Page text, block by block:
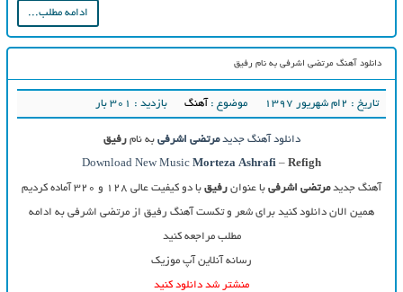
ادامه مطلب...
دانلود آهنگ مرتضی اشرفی به نام رفیق
تاریخ : ۲ام شهریور ۱۳۹۷ موضوع : آهنگ بازدید : 301 بار
دانلود آهنگ جدید مرتضی اشرفی به نامرفیق
Download New Music Morteza Ashrafi – Refigh
آهنگ جدیدمرتضی اشرفی با عنوان رفیق با دو کیفیت عالی ۱۲۸ و ۳۲۰ آماده کردیم
همین الان دانلود کنید برای شعر و تکست آهنگ رفیق از مرتضی اشرفی به ادامه
مطلب مراجعه کنید
رسانه آنلاین آپ موزیک
منشتر شد دانلود کنید